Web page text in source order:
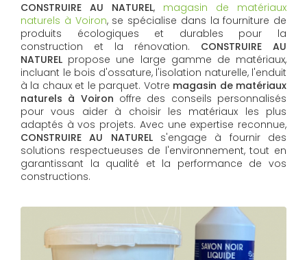
CONSTRUIRE AU NATUREL, magasin de matériaux
naturels à Voiron, se spécialise dans la fourniture de
produits écologiques et durables pour la
construction et la rénovation. CONSTRUIRE AU
NATUREL propose une large gamme de matériaux,
incluant le bois d'ossature, l'isolation naturelle, l'enduit
à la chaux et le parquet. Votre magasin de matériaux
naturels à Voiron offre des conseils personnalisés
pour vous aider à choisir les matériaux les plus
adaptés à vos projets. Avec une expertise reconnue,
CONSTRUIRE AU NATURELs'engage à fournir des
solutions respectueuses de l'environnement, tout en
garantissant la qualité et la performance de vos
constructions.